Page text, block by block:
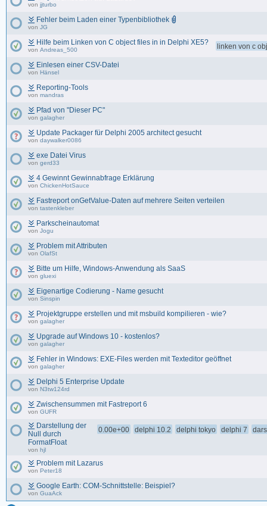
von jjturbo
Fehler beim Laden einer Typenbibliothek
von JG
linken von c
Hilfe beim Linken von C object files in in Delphi XE5?
von Andreas_500
Einlesen einer CSV-Datei
von Hänsel
Reporting-Tools
von mandras
Pfad von "Dieser PC"
von galagher
Update Packager für Delphi 2005 architect gesucht
von daywalker0086
exe Datei Virus
von gerd33
4 Gewinnt Gewinnabfrage Erklärung
von ChickenHotSauce
Fastreport onGetValue-Daten auf mehrere Seiten verteilen
von tastenkleber
Parkscheinautomat
von Jogu
Problem mit Attributen
von OlafSt
Bitte um Hilfe, Windows-Anwendung als SaaS
von gluexi
Eigenartige Codierung - Name gesucht
von Sinspin
Projektgruppe erstellen und mit msbuild kompilieren - wie?
von galagher
Upgrade auf Windows 10 - kostenlos?
von galagher
Fehler in Windows: EXE-Files werden mit Texteditor geöffnet
von galagher
Delphi 5 Enterprise Update
von N3tw124rd
Zwischensummen mit Fastreport 6
von GUFR
0.00e+00 delphi 10.2 delphi tokyo delphi 7
Darstellung der
Null durch
FormatFloat
von hjl
Problem mit Lazarus
von Peter18
Google Earth: COM-Schnittstelle: Beispiel?
von GuaAck